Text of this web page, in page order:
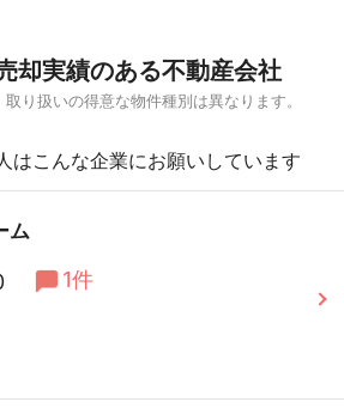
却実績のある不動産会社
り扱いの得意な物件種別は異なります。
はこんな企業にお願いしています
ム
1件